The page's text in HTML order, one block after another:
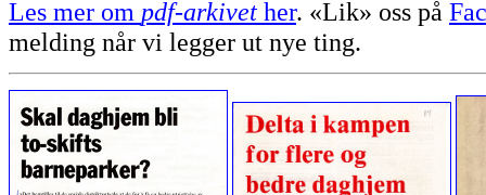
Les mer om pdf-arkivet her. «Lik» oss på
melding når vi legger ut nye ting.